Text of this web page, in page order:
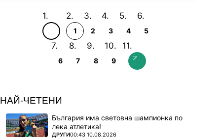
1 2 3 4 5
6 7 8 9
НАЙ-ЧЕТЕНИ
България има световна шампионка по
лека атлетика!
ПОВЕЧЕ ОТ
ДРУГИ00:43 10.08.2026